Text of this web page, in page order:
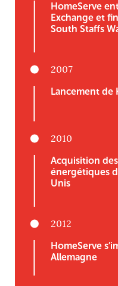
HomeServe
Exchange et
South Staffs
2007
Lancement de
2010
Acquisition
énergétiques
Unis
2012
HomeServe
Allemagne